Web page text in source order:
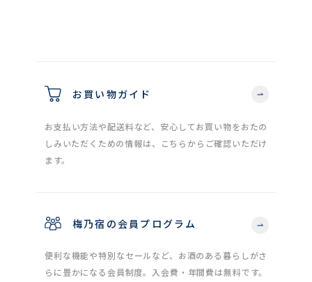
お買い物ガイド
お支払い方法や配送料など、安心してお買い物をおたの
しみいただくための情報は、こちらからご確認いただけ
ます。
梅乃宿の会員プログラム
便利な機能や特別なセールなど、お酒のある暮らしがさ
らに豊かになる会員制度。入会費・年間費は無料です。